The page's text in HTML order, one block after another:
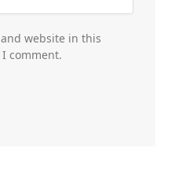
website in this
comment.